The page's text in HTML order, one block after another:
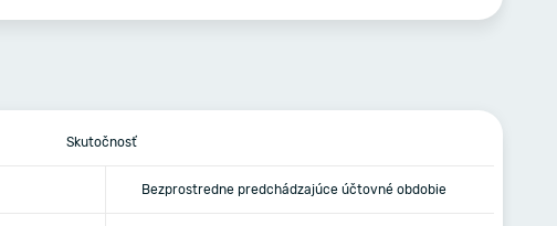
Skutočnosť
Bezprostredne predchádzajúce účtovné obdobie